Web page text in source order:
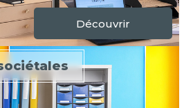
Découvrir